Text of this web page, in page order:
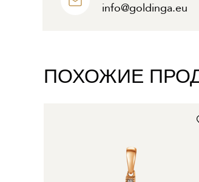
info@goldinga.eu
ПОХОЖИЕ